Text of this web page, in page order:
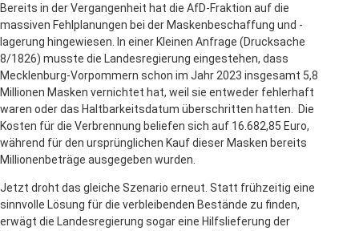
Bereits in der Vergangenheit hat die AfD-Fraktion auf die
massiven Fehlplanungen bei der Maskenbeschaffung und -
lagerung hingewiesen. In einer Kleinen Anfrage (Drucksache
8/1826) musste die Landesregierung eingestehen, dass
Mecklenburg-Vorpommern schon im Jahr 2023 insgesamt 5,8
Millionen Masken vernichtet hat, weil sie entweder fehlerhaft
waren oder das Haltbarkeitsdatum überschritten hatten​. Die
Kosten für die Verbrennung beliefen sich auf 16.682,85 Euro,
während für den ursprünglichen Kauf dieser Masken bereits
Millionenbeträge ausgegeben wurden.
Jetzt droht das gleiche Szenario erneut. Statt frühzeitig eine
sinnvolle Lösung für die verbleibenden Bestände zu finden,
erwägt die Landesregierung sogar eine Hilfslieferung der